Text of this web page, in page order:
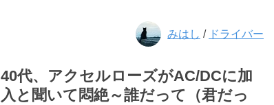
みはし / ドライバー
40代、アクセルローズがAC/DCに加
入と聞いて悶絶～誰だって（君だっ